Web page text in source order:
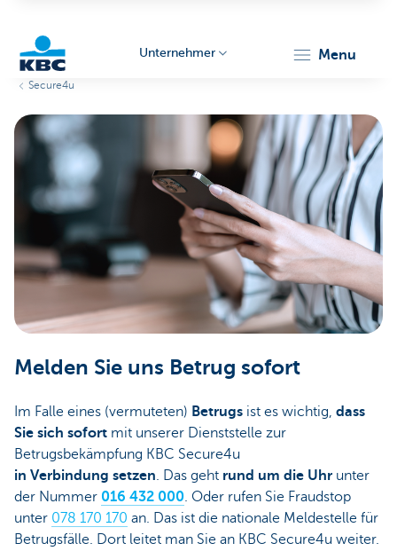
Unternehmer
Unternehmer menu
Secure4u
Melden Sie uns Betrug sofort
Im Falle eines (vermuteten) Betrugs ist es wichtig, dass
Sie sich sofort mit unserer Dienststelle zur
Betrugsbekämpfung KBC Secure4u
in Verbindung setzen. Das geht rund um die Uhr unter
der Nummer 016 432 000. Oder rufen Sie Fraudstop
unter 078 170 170 an. Das ist die nationale Meldestelle für
Betrugsfälle. Dort leitet man Sie an KBC Secure4u weiter.